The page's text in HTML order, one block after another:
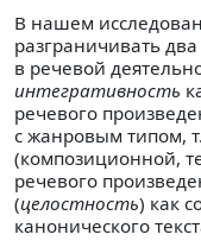
В нашем
разграничивать
в речевой
интегративность
речевого
с жанровым типом,
(композиционной,
речевого
(целостность) как
канонического